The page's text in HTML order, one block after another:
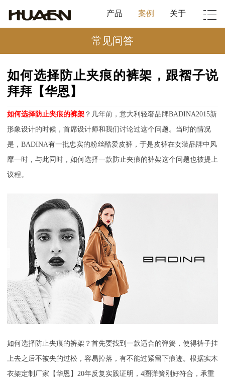
产品 案例 关于
常见问答
如何选择防止夹痕的裤架，跟褶子说
拜拜【华恩】
如何选择防止夹痕的裤架 ？几年前，意大利轻奢品牌BADINA2015新
形象设计的时候，首席设计师和我们讨论过这个问题。当时的情况
是，BADINA有一批忠实的粉丝酷爱皮裤，于是皮裤在女装品牌中风
靡一时，与此同时，如何选择一款防止夹痕的裤架这个问题也被提上
议程。
如何选择防止夹痕的裤架 ？首先要找到一款适合的弹簧，使得裤子挂
上去之后不被夹的过松，容易掉落，有不能过紧留下痕迹。根据实木
衣架定制厂家【华恩】20年反复实践证明，4圈弹簧刚好符合，承重